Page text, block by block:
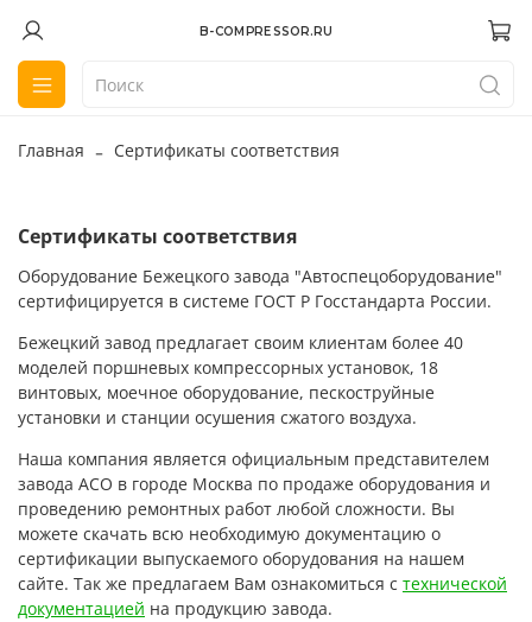
B-COMPRESSOR.RU
Главная Сертификаты соответствия
Сертификаты соответствия
Оборудование Бежецкого завода "Автоспецоборудование"
сертифицируется в системе ГОСТ Р Госстандарта России.
Бежецкий завод предлагает своим клиентам более 40
моделей поршневых компрессорных установок, 18
винтовых, моечное оборудование, пескоструйные
установки и станции осушения сжатого воздуха.
Наша компания является официальным представителем
завода АСО в городе Москва по продаже оборудования и
проведению ремонтных работ любой сложности. Вы
можете скачать всю необходимую документацию о
сертификации выпускаемого оборудования на нашем
сайте. Так же предлагаем Вам ознакомиться с технической
документацией на продукцию завода.